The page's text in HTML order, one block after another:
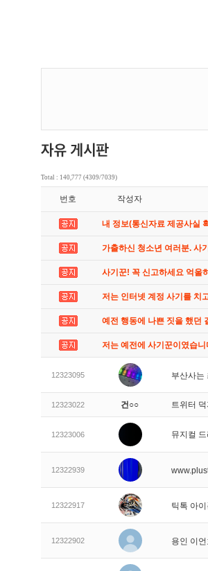
Total : 140,777 (4309/7039)
번호 작성자
내 정보(통신자료 제공사실
가출하신 청소년 여러분. 사
사기꾼! 꼭 신고하세요 억울
저는 인터넷 계정 사기를 치
예전 행동에 나쁜 짓을 했던
저는 예전에 사기꾼이였습니
12323095 부산사는
12323022 건○○ 트위터
12323006 뮤지컬
12322939
12322917 틱톡 아
12322902 용인 이언